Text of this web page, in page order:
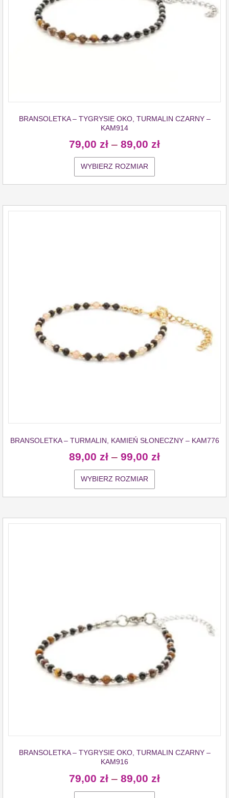
BRANSOLETKA – TYGRYSIE OKO, TURMALIN CZARNY –
KAM914
79,00 zł – 89,00 zł
WYBIERZ ROZMIAR
BRANSOLETKA – TURMALIN, KAMIEŃ SŁONECZNY – KAM776
89,00 zł – 99,00 zł
WYBIERZ ROZMIAR
BRANSOLETKA – TYGRYSIE OKO, TURMALIN CZARNY –
KAM916
79,00 zł – 89,00 zł